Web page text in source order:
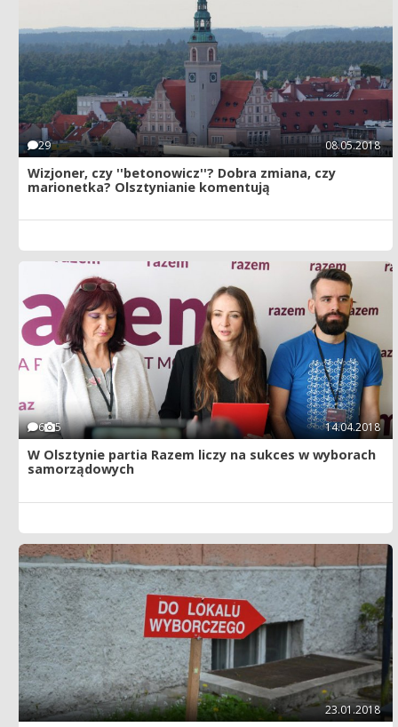
29 08.05.2018
Wizjoner, czy ''betonowicz''? Dobra zmiana, czy
marionetka? Olsztynianie komentują
6 5 14.04.2018
W Olsztynie partia Razem liczy na sukces w wyborach
samorządowych
23.01.2018